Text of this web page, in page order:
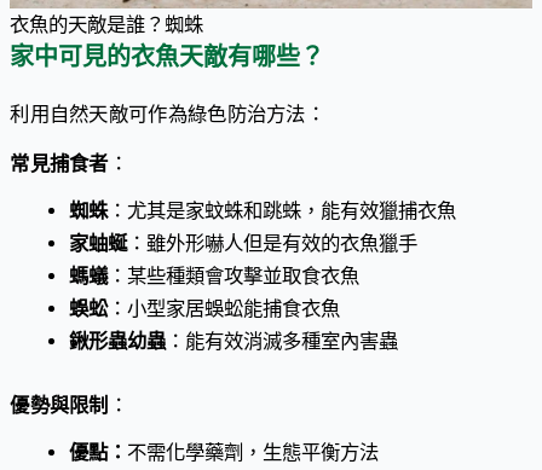
衣魚的天敵是誰？蜘蛛
家中可見的衣魚天敵有哪些？
利用自然天敵可作為綠色防治方法：
常見捕食者：
蜘蛛：尤其是家蚊蛛和跳蛛，能有效獵捕衣魚
家蚰蜒：雖外形嚇人但是有效的衣魚獵手
螞蟻：某些種類會攻擊並取食衣魚
蜈蚣：小型家居蜈蚣能捕食衣魚
鍬形蟲幼蟲 ：能有效消滅多種室內害蟲
優勢與限制 ：
優點： 不需化學藥劑，生態平衡方法